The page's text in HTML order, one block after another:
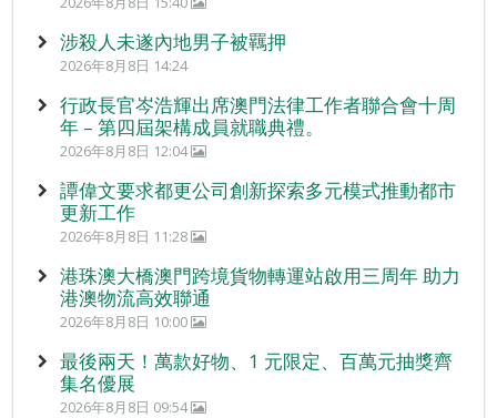
涉殺人未遂內地男子被羈押
2026年8月8日 14:24
行政長官岑浩輝出席澳門法律工作者聯合會十周
年 – 第四屆架構成員就職典禮。
2026年8月8日 12:04
譚偉文要求都更公司創新探索多元模式推動都市
更新工作
2026年8月8日 11:28
港珠澳大橋澳門跨境貨物轉運站啟用三周年 助力
港澳物流高效聯通
2026年8月8日 10:00
最後兩天！萬款好物、1 元限定、百萬元抽獎齊
集名優展
2026年8月8日 09:54